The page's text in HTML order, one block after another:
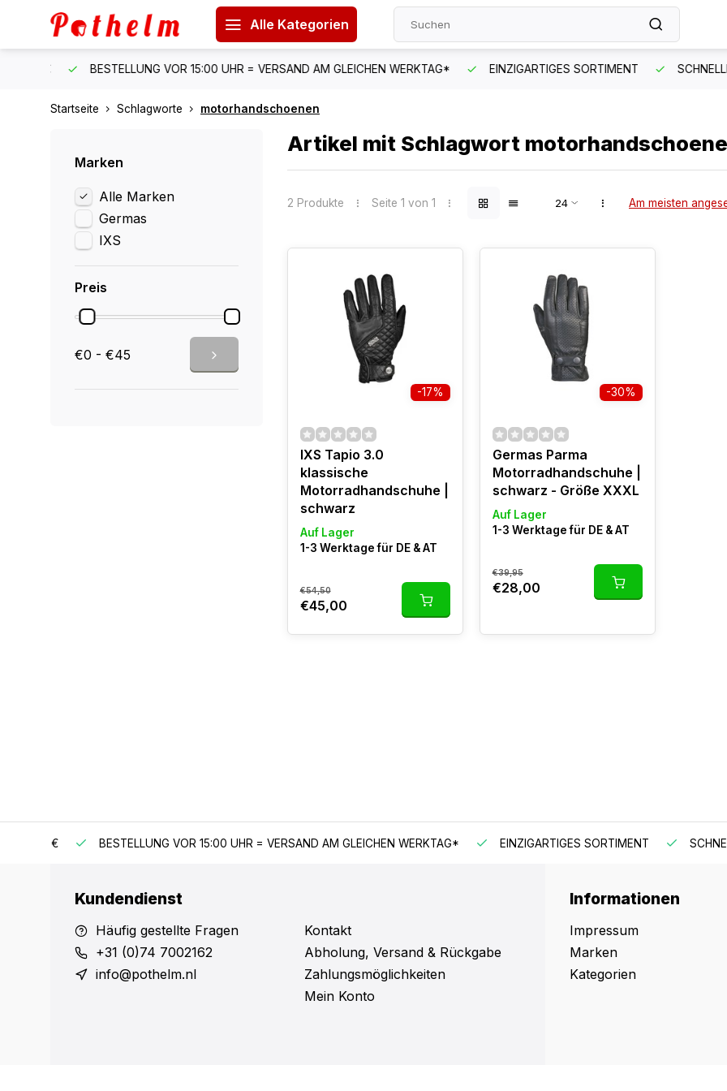
Alle Kategorien
BESTELLUNG VOR 15:00 UHR = VERSAND AM GLEICHEN WERKTAG* EINZIGARTIGES SORTIMENT SCHNELLER
Startseite Schlagworte motorhandschoenen
Marken
Alle Marken
Germas
IXS
Preis
€0 - €45
Artikel mit Schlagwort
2 Produkte Seite 1 von 1 Am meisten
-17%
IXS Tapio 3.0
klassische
Motorradhandschuhe |
schwarz
Auf Lager
1-3 Werktage für DE & AT
€54,50
€45,00
-30%
Germas Parma
Motorradhandschuhe |
schwarz - Größe XXXL
Auf Lager
1-3 Werktage für DE & AT
€39,95
€28,00
BESTELLUNG VOR 15:00 UHR = VERSAND AM GLEICHEN WERKTAG* EINZIGARTIGES SORTIMENT
Kundendienst
Häufig gestellte Fragen
+31 (0)74 7002162
info@pothelm.nl
Kontakt
Abholung, Versand & Rückgabe
Zahlungsmöglichkeiten
Mein Konto
Informationen
Impressum
Marken
Kategorien